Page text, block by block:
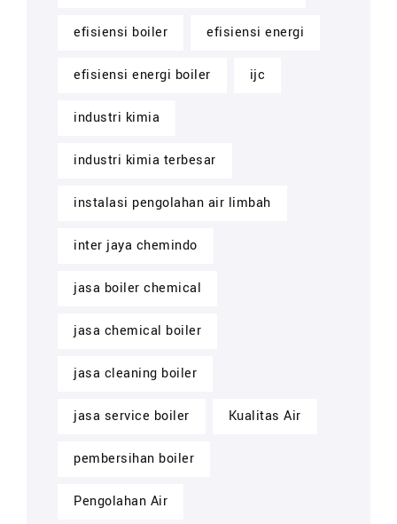
efisiensi boiler efisiensi energi
efisiensi energi boiler ijc
industri kimia
industri kimia terbesar
instalasi pengolahan air limbah
inter jaya chemindo
jasa boiler chemical
jasa chemical boiler
jasa cleaning boiler
jasa service boiler Kualitas Air
pembersihan boiler
Pengolahan Air